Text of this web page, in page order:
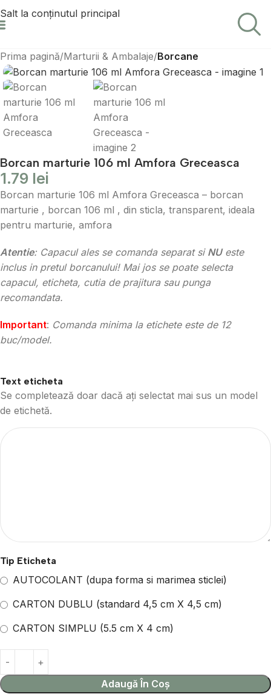
Salt la conținutul principal
Prima pagină Marturii & Ambalaje Borcane
Borcan marturie 106 ml Amfora Greceasca
1.79 lei
Borcan marturie 106 ml Amfora Greceasca – borcan
marturie , borcan 106 ml , din sticla, transparent, ideala
pentru marturie, amfora
Atentie: Capacul ales se comanda separat si NUeste
inclus in pretul borcanului! Mai jos se poate selecta
capacul, eticheta, cutia de prajitura sau punga
recomandata.
Important: Comanda minima la etichete este de 12
buc/model.
Text eticheta
Se completează doar dacă ați selectat mai sus un model
de etichetă.
Tip Eticheta
AUTOCOLANT (dupa forma si marimea sticlei)
CARTON DUBLU (standard 4,5 cm X 4,5 cm)
CARTON SIMPLU (5.5 cm X 4 cm)
Adaugă În Coș